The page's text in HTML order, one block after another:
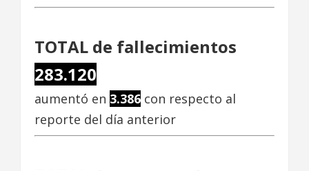
TOTAL de fallecimientos
283.120
aumentó en 3.386 con respecto al
reporte del día anterior